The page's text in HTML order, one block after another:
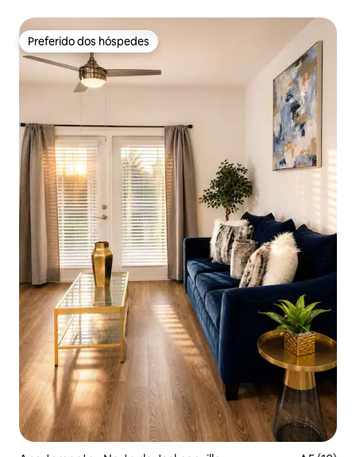
Preferido dos hóspedes
Preferido dos hóspedes